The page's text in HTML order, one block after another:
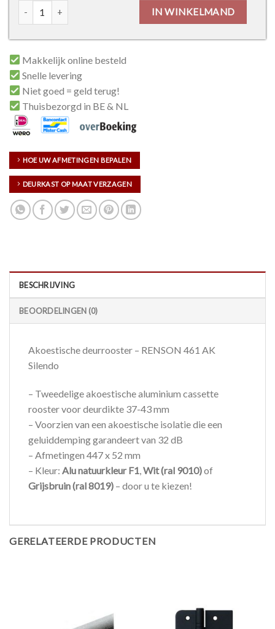
IN WINKELMAND
Akoestische deurrooster - RENSON 461 AK Silendo aantal
Makkelijk online besteld
Snelle levering
Niet goed = geld terug!
Thuisbezorgd in BE & NL
HOE UW AFMETINGEN BEPALEN
DEURKAST OP MAAT VERZAGEN
BESCHRIJVING
BEOORDELINGEN (0)
Akoestische deurrooster – RENSON 461 AK
Silendo
– Tweedelige akoestische aluminium cassette
rooster voor deurdikte 37-43 mm
– Voorzien van een akoestische isolatie die een
geluiddemping garandeert van 32 dB
– Afmetingen 447 x 52 mm
– Kleur: Alu natuurkleur F1,Wit (ral 9010)of
Grijsbruin (ral 8019) – door u te kiezen!
GERELATEERDE PRODUCTEN